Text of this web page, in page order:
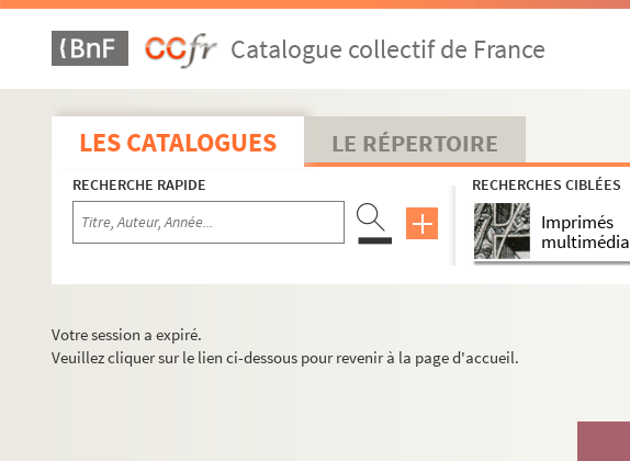
Catalogue collectif de France
LES CATALOGUES LE RÉPERTOIRE
RECHERCHE RAPIDE RECHERCHES CIBLÉES
Imprimés
multimédia
Votre session a expiré.
Veuillez cliquer sur le lien ci-dessous pour revenir à la page d'accueil.